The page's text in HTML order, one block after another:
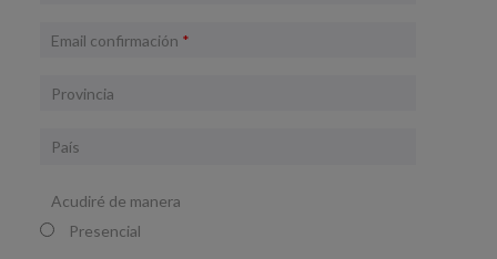
Email confirmación *
Provincia
País
Acudiré de manera
Presencial